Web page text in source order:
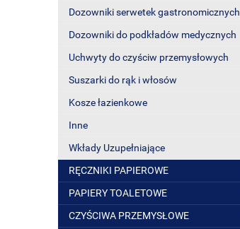
Dozowniki serwetek gastronomicznych
Dozowniki do podkładów medycznych
Uchwyty do czyściw przemysłowych
Suszarki do rąk i włosów
Kosze łazienkowe
Inne
Wkłady Uzupełniające
RĘCZNIKI PAPIEROWE
PAPIERY TOALETOWE
CZYŚCIWA PRZEMYSŁOWE